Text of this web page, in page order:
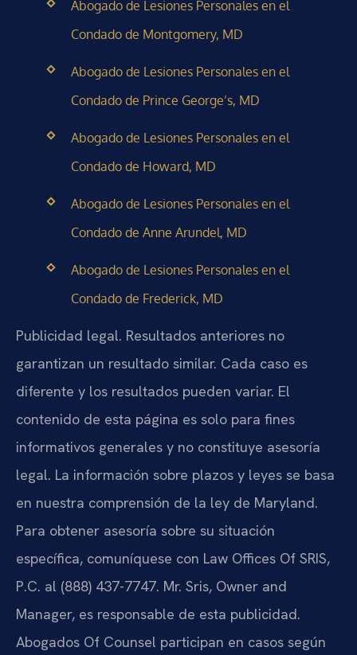
Abogado de Lesiones Personales en el
Condado de Montgomery, MD
Abogado de Lesiones Personales en el
Condado de Prince George’s, MD
Abogado de Lesiones Personales en el
Condado de Howard, MD
Abogado de Lesiones Personales en el
Condado de Anne Arundel, MD
Abogado de Lesiones Personales en el
Condado de Frederick, MD
Publicidad legal. Resultados anteriores no
garantizan un resultado similar. Cada caso es
diferente y los resultados pueden variar. El
contenido de esta página es solo para fines
informativos generales y no constituye asesoría
legal. La información sobre plazos y leyes se basa
en nuestra comprensión de la ley de Maryland.
Para obtener asesoría sobre su situación
específica, comuníquese con Law Offices Of SRIS,
P.C. al (888) 437-7747. Mr. Sris, Owner and
Manager, es responsable de esta publicidad.
Abogados Of Counsel participan en casos según